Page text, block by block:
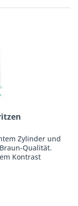
Zylinder und
Qualität.
Kontrast